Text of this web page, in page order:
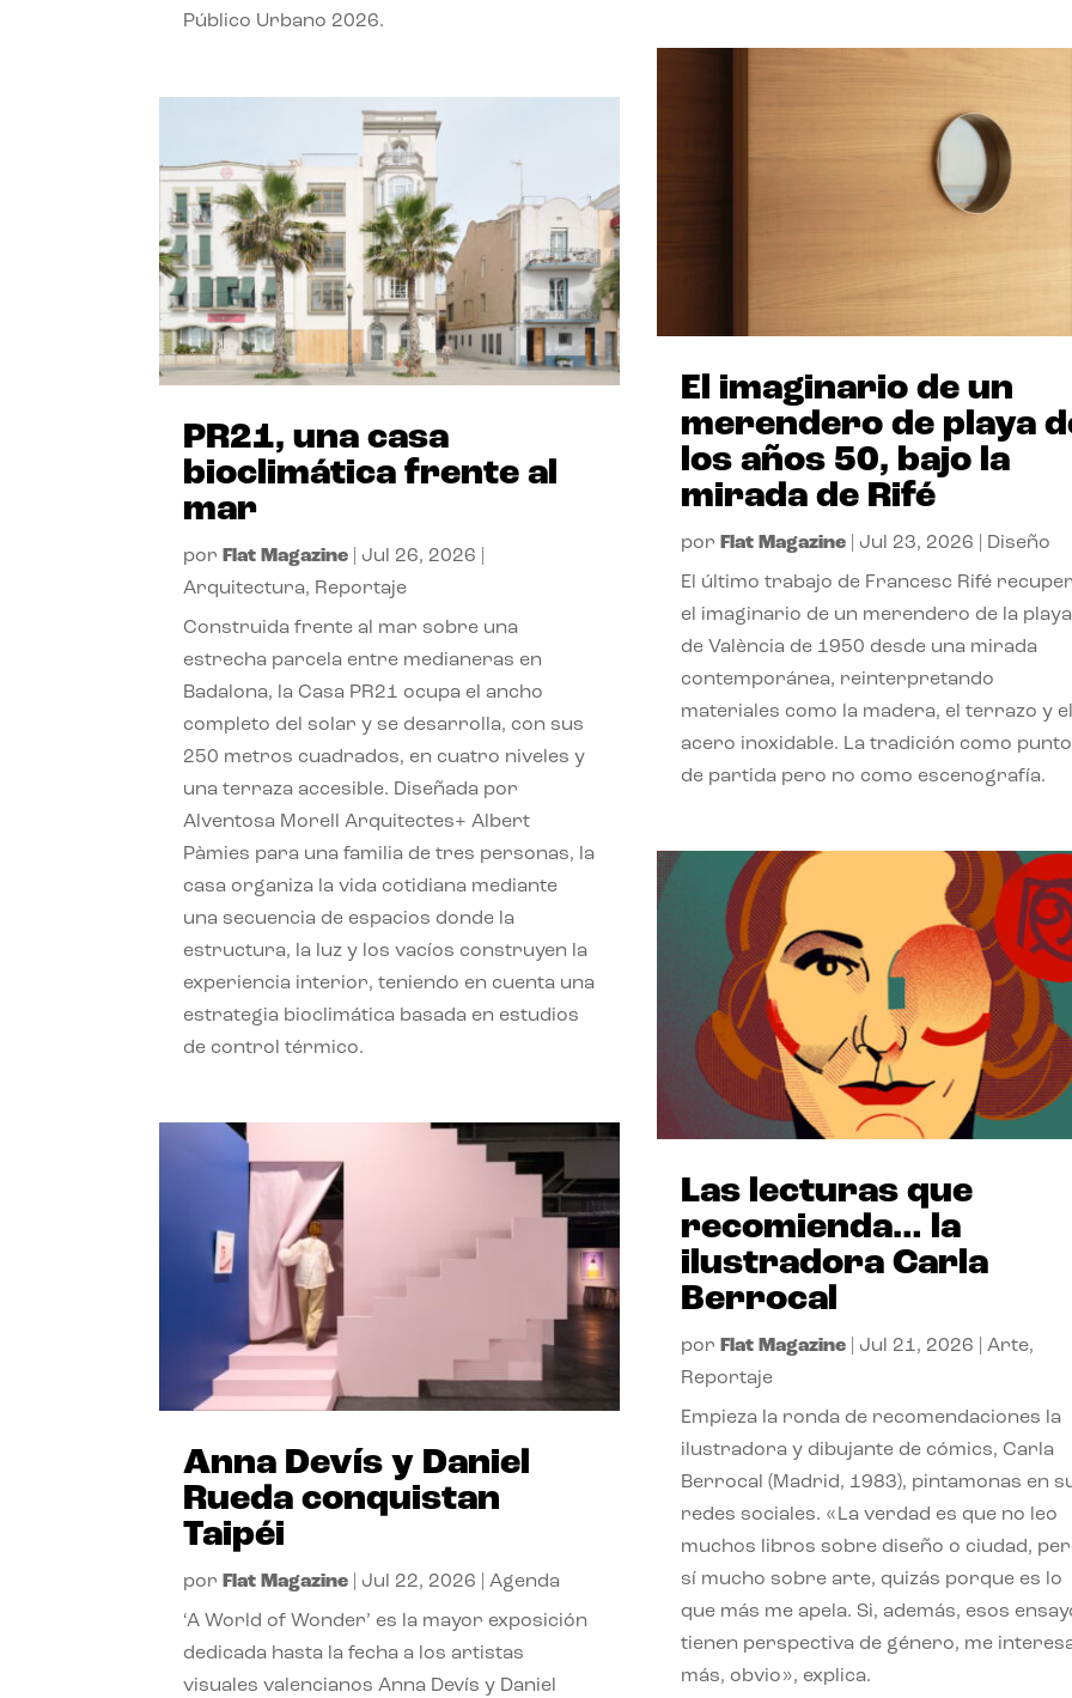
Público Urbano 2026.
PR21, una casa
bioclimática frente al
mar
por Flat Magazine Jul 26, 2026
Arquitectura, Reportaje
Construida frente al mar sobre una
estrecha parcela entre medianeras en
Badalona, la Casa PR21 ocupa el ancho
completo del solar y se desarrolla, con sus
250 metros cuadrados, en cuatro niveles y
una terraza accesible. Diseñada por
Alventosa Morell Arquitectes+ Albert
Pàmies para una familia de tres personas, la
casa organiza la vida cotidiana mediante
una secuencia de espacios donde la
estructura, la luz y los vacíos construyen la
experiencia interior, teniendo en cuenta una
estrategia bioclimática basada en estudios
de control térmico.
Anna Devís y Daniel
Rueda conquistan
Taipéi
por Flat Magazine Jul 22, 2026 |Agenda
‘A World of Wonder’ es la mayor exposición
dedicada hasta la fecha a los artistas
visuales valencianos Anna Devís y Daniel
El imaginario de un
merendero de playa
los años 50, bajo la
mirada de Rifé
por Flat Magazine| Jul 23, 2026 Diseño
El último trabajo de Francesc Rifé
el imaginario de un merendero de la playa
de València de 1950 desde una mirada
contemporánea, reinterpretando
materiales como la madera, el terrazo y el
acero inoxidable. La tradición como punto
de partida pero no como escenografía.
Las lecturas que
recomienda… la
ilustradora Carla
Berrocal
por Flat Magazine| Jul 21, 2026 Arte,
Reportaje
Empieza la ronda de recomendaciones la
ilustradora y dibujante de cómics, Carla
Berrocal (Madrid, 1983), pintamonas en
redes sociales. «La verdad es que no leo
muchos libros sobre diseño o ciudad,
sí mucho sobre arte, quizás porque es lo
que más me apela. Si, además, esos
tienen perspectiva de género, me
más, obvio», explica.